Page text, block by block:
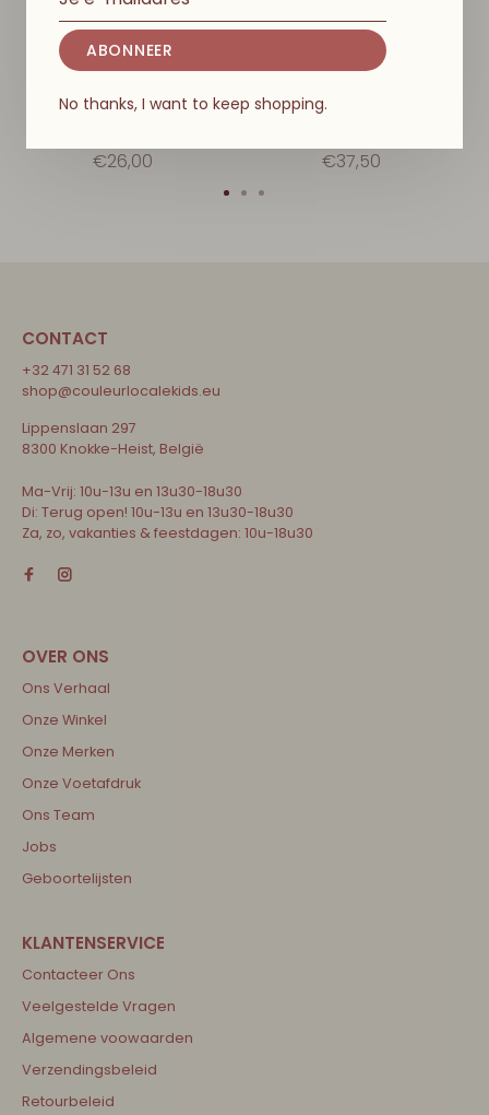
Candycar - Tiny Town
€26,00
Americana - Mojave
€37,50
CONTACT
+32 471 31 52 68
shop@couleurlocalekids.eu
Lippenslaan 297
8300 Knokke-Heist, België
Ma-Vrij: 10u-13u en 13u30-18u30
Di: Terug open! 10u-13u en 13u30-18u30
Za, zo, vakanties & feestdagen: 10u-18u30
Ons Verhaal
Onze Winkel
Onze Merken
Onze Voetafdruk
Ons Team
Jobs
Geboortelijsten
Contacteer Ons
Veelgestelde Vragen
Algemene voowaarden
Verzendingsbeleid
Retourbeleid
ABONNEER
No thanks, I want to keep shopping.